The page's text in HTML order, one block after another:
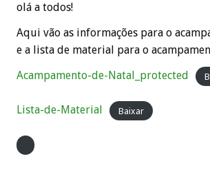
olá a todos!
Aqui vão as informações para o
e a lista de material para o
Acampamento-de-Natal_protected
Lista-de-Material Baixar